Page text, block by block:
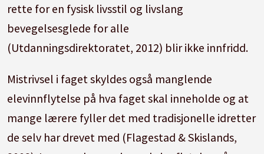
rette for en fysisk livsstil og livslang
bevegelsesglede for alle
(Utdanningsdirektoratet, 2012) blir ikke innfridd.
Mistrivsel i faget skyldes også manglende
elevinnflytelse på hva faget skal inneholde og at
mange lærere fyller det med tradisjonelle idretter
de selv har drevet med (Flagestad & Skislands,